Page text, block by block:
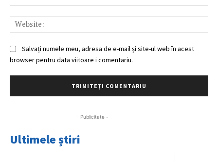
Salvați numele meu, adresa de e-mail și site-ul web în acest
browser pentru data viitoare i comentariu.
- Publicitate -
Ultimele știri